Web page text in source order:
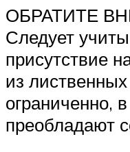
ОБРАТИТЕ
Следует
присутствие
из
ограниченно,
преобладают